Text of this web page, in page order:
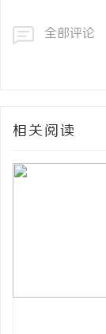
全部评论
相关阅读